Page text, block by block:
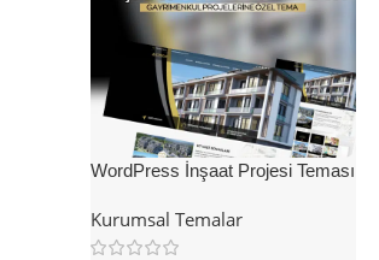
WordPress İnşaat Projesi Teması
Kurumsal Temalar